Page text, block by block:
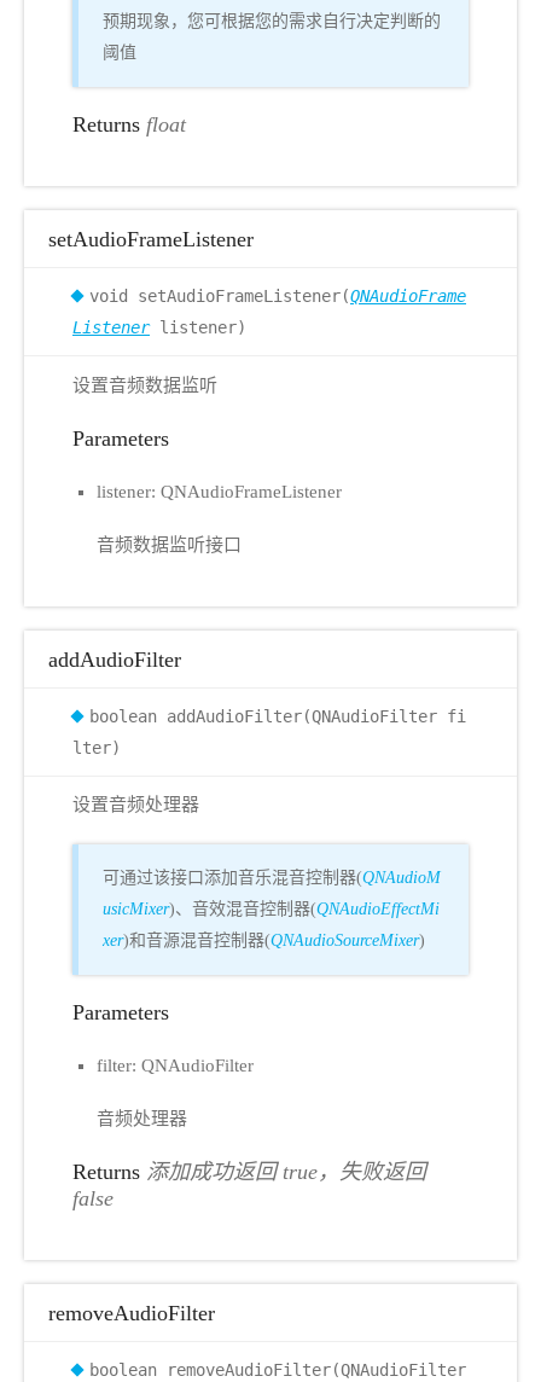
预期现象，您可根据您的需求自行决定判断的
阈值
Returns float
setAudioFrameListener
void setAudioFrameListener(QNAudioFrame
Listenerlistener)
设置音频数据监听
Parameters
listener: QNAudioFrameListener
音频数据监听接口
addAudioFilter
boolean addAudioFilter(QNAudioFilter fi
lter)
设置音频处理器
可通过该接口添加音乐混音控制器(QNAudioM
usicMixer)、音效混音控制器(QNAudioEffectMi
xer)和音源混音控制器(QNAudioSourceMixer)
Parameters
filter: QNAudioFilter
音频处理器
Returns 添加成功返回 true，失败返回
false
removeAudioFilter
boolean removeAudioFilter(QNAudioFilter